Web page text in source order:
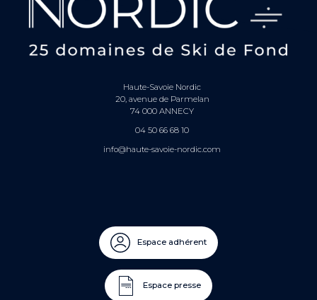
Haute-Savoie Nordic
20, avenue de Parmelan
74 000 ANNECY
04 50 66 68 10
info@haute-savoie-nordic.com
Espace adhérent
Espace presse